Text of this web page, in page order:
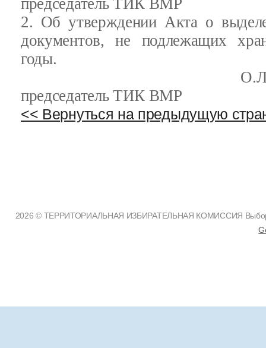
председатель ТИК ВМР
2. Об утверждении Акта о
документов, не подлежащих
годы.
О.Л.Бойков,
председатель ТИК ВМР
<< Вернуться на предыдущую
2026 © ТЕРРИТОРИАЛЬНАЯ ИЗБИРАТЕЛЬНАЯ КОМИССИЯ